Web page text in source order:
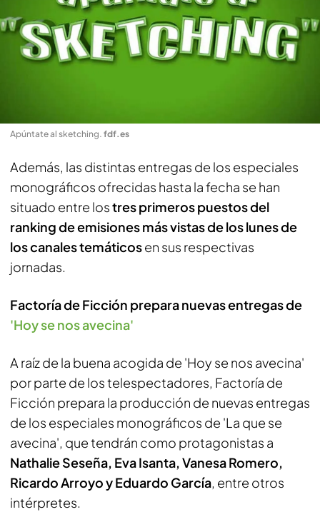
Apúntate al sketching. fdf.es
Además, las distintas entregas de los especiales
monográficos ofrecidas hasta la fecha se han
situado entre lostres primeros puestos del
ranking de emisiones más vistas de los lunes de
los canales temáticosen sus respectivas
jornadas.
Factoría de Ficción prepara nuevas entregas de
'Hoy se nos avecina'
A raíz de la buena acogida de 'Hoy se nos avecina'
por parte de los telespectadores, Factoría de
Ficción prepara la producción de nuevas entregas
de los especiales monográficos de 'La que se
avecina', que tendrán como protagonistas a
Nathalie Seseña, Eva Isanta, Vanesa Romero,
Ricardo Arroyo y Eduardo García, entre otros
intérpretes.